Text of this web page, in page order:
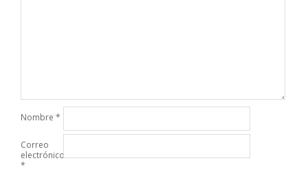
Nombre *
Correo
electrónico
*